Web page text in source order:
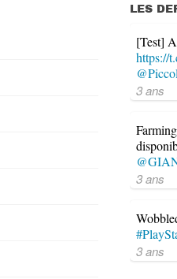
LES
[Test]
https://
3 ans
3 ans
3 ans